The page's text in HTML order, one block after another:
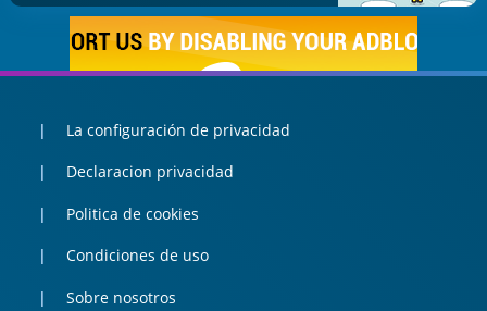
La configuración de privacidad
Declaracion privacidad
Politica de cookies
Condiciones de uso
Sobre nosotros